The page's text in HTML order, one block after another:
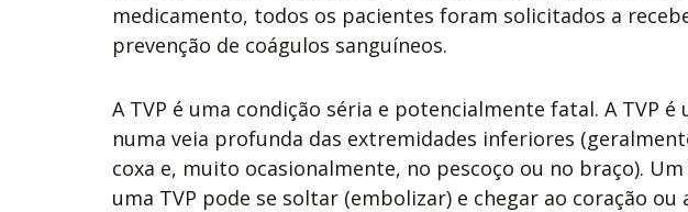
medicamento, todos os pacientes foram solicitados a
prevenção de coágulos sanguíneos.
A TVP é uma condição séria e potencialmente fatal. A TVP é
numa veia profunda das extremidades inferiores
coxa e, muito ocasionalmente, no pescoço ou no braço).
uma TVP pode se soltar (embolizar) e chegar ao coração